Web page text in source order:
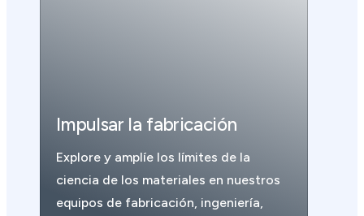
Impulsar la fabricación
Explore y amplíe los límites de la
ciencia de los materiales en nuestros
equipos de fabricación, ingeniería,